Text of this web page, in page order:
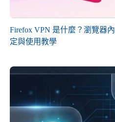
Firefox VPN 是什麼？瀏覽器
定與使用教學